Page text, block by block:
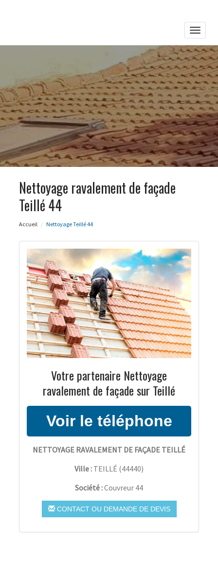
Toggle
Nettoyage ravalement de façade
Teillé 44
Accueil Nettoyage Teillé 44
Votre partenaire Nettoyage
ravalement de façade sur Teillé
NETTOYAGE RAVALEMENT DE FAÇADE TEILLÉ
Ville : TEILLÉ (44440)
Société :Couvreur 44
CONTACT OU DEMANDE DE DEVIS